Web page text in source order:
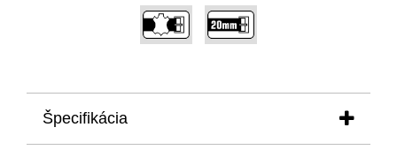
Špecifikácia